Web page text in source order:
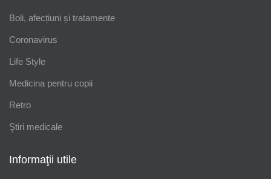
Boli, afecțiuni și tratamente
Coronavirus
Life Style
Medicina pentru copii
Retro
Ştiri medicale
Informaţii utile